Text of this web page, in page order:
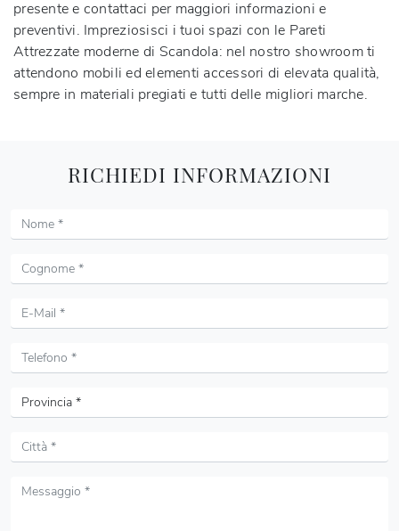
presente e contattaci per maggiori informazioni e
preventivi. Impreziosisci i tuoi spazi con le Pareti
Attrezzate moderne di Scandola: nel nostro showroom ti
attendono mobili ed elementi accessori di elevata qualità,
sempre in materiali pregiati e tutti delle migliori marche.
RICHIEDI INFORMAZIONI